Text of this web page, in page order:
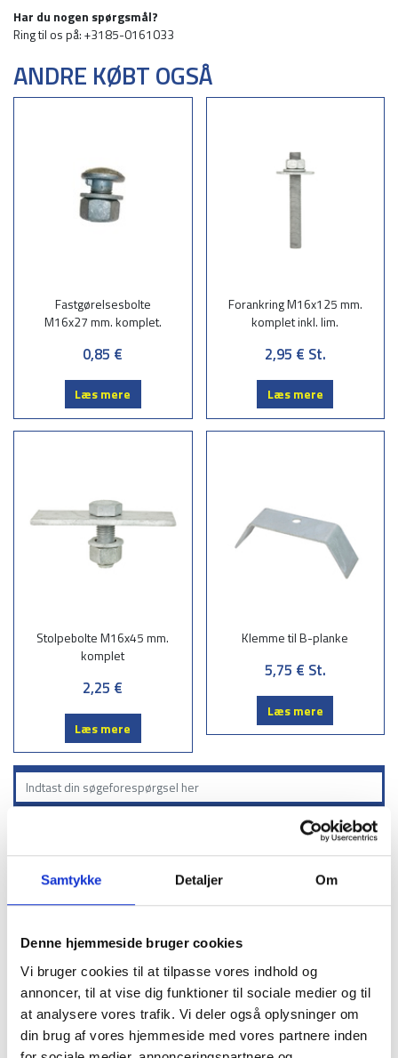
Samtykke Detaljer Om
Denne hjemmeside bruger cookies
Vi bruger cookies til at tilpasse vores indhold og
annoncer, til at vise dig funktioner til sociale medier og til
at analysere vores trafik. Vi deler også oplysninger om
din brug af vores hjemmeside med vores partnere inden
Sortiment
Beskyttelsesrail Type B
Beskyttelsesrails, type B, brædder
Beskyttelsesrails, type B, hjørner
Beskyttelsesrails type B – Endestykker
Beskyttelsesrails, type B, endebeslag
Har du nogen spørgsmål?
Ring til os på: +3185-0161033
ANDRE KØBT OGSÅ
Fastgørelsesbolte
M16x27 mm. komplet.
0,85 €
Læs mere
Forankring M16x125 mm.
komplet inkl. lim.
2,95 € St.
Læs mere
Stolpebolte M16x45 mm.
komplet
2,25 €
Læs mere
Klemme til B-planke
5,75 € St.
Læs mere